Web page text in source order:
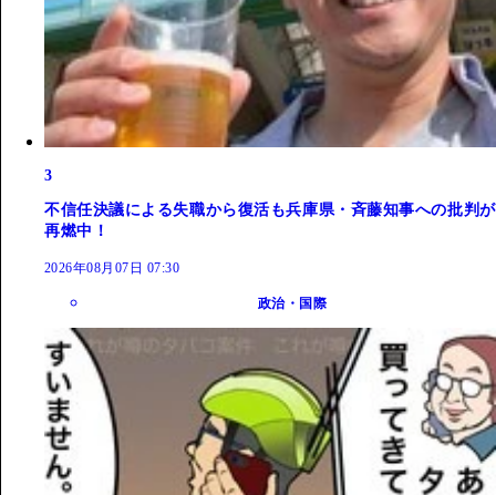
3
不信任決議による失職から復活も兵庫県・斉藤知事への批判が
再燃中！
2026年08月07日 07:30
政治・国際